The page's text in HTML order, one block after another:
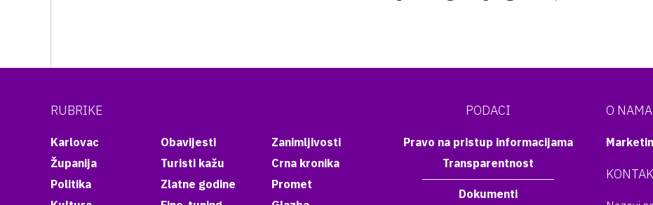
RUBRIKE
Karlovac
Županija
Politika
Obavijesti
Turisti kažu
Zlatne godine
Zanimljivosti
Crna kronika
Promet
PODACI
Pravo na pristup informacijama
Transparentnost
Dokumenti
O NAMA